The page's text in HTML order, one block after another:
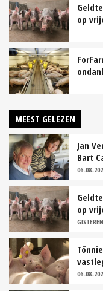
op
MEEST GELEZEN
Jan
Bart
06-08-
op
06-08-